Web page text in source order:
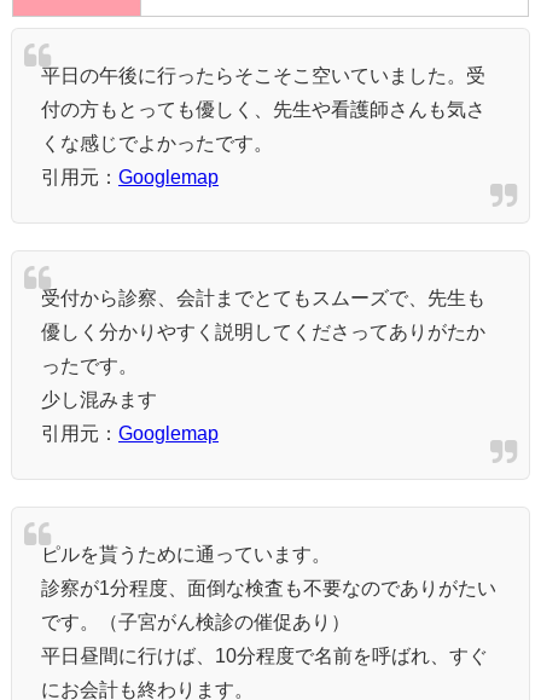
平日の午後に行ったらそこそこ空いていました。受
付の方もとっても優しく、先生や看護師さんも気さ
くな感じでよかったです。
引用元： Googlemap
受付から診察、会計までとてもスムーズで、先生も
優しく分かりやすく説明してくださってありがたか
ったです。
少し混みます
引用元： Googlemap
ピルを貰うために通っています。
診察が1分程度、面倒な検査も不要なのでありがたい
です。（子宮がん検診の催促あり）
平日昼間に行けば、10分程度で名前を呼ばれ、すぐ
にお会計も終わります。